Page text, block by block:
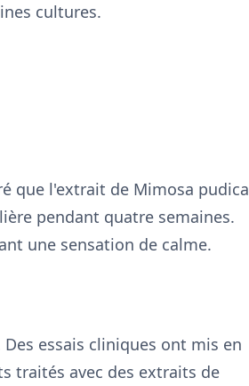
cultures.
que l'extrait de Mimosa pudica
pendant quatre semaines.
une sensation de calme.
essais cliniques ont mis en
traités avec des extraits de